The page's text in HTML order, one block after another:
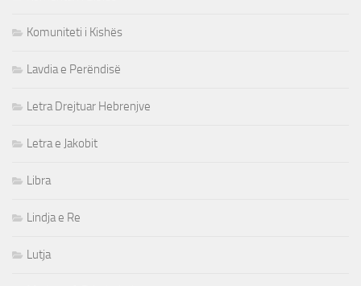
Komuniteti i Kishës
Lavdia e Perëndisë
Letra Drejtuar Hebrenjve
Letra e Jakobit
Libra
Lindja e Re
Lutja